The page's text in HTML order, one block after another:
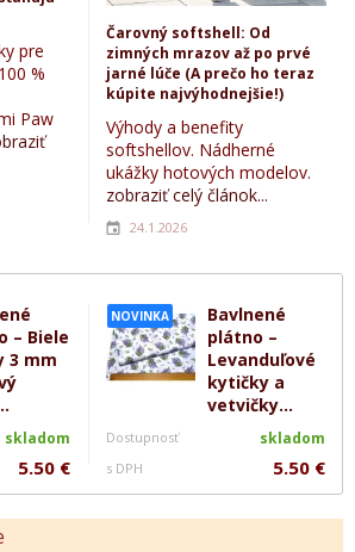
– Biele
3 mm
skladom
5.50 €
NOVINKA
Bavlnené
plátno –
Levanduľové
kytičky a
vetvičky...
Dostupnosť skladom
s DPH 5.50 €
pre
%
Paw
Čarovný softshell: Od
zimných mrazov až po prvé
jarné lúče (A prečo ho teraz
kúpite najvýhodnejšie!)
Výhody a benefity
softshellov. Nádherné
ukážky hotových modelov.
zobraziť celý článok...
24.1.2026